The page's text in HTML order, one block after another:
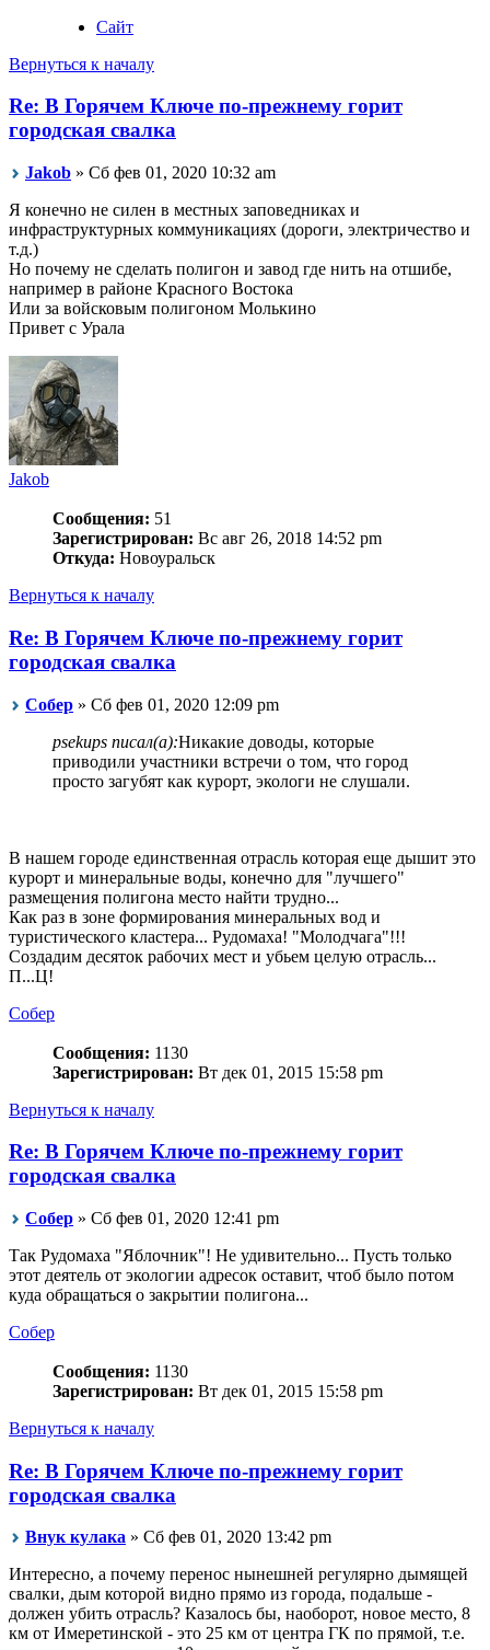
Сайт
Вернуться к началу
Re: В Горячем Ключе по-прежнему горит
городская свалка
Jakob » Сб фев 01, 2020 10:32 am
Я конечно не силен в местных заповедниках и
инфраструктурных коммуникациях (дороги, электричество и
т.д.)
Но почему не сделать полигон и завод где нить на отшибе,
например в районе Красного Востока
Или за войсковым полигоном Молькино
Привет с Урала
Jakob
Сообщения: 51
Зарегистрирован: Вс авг 26, 2018 14:52 pm
Откуда: Новоуральск
Вернуться к началу
Re: В Горячем Ключе по-прежнему горит
городская свалка
Собер » Сб фев 01, 2020 12:09 pm
psekups писал(а):Никакие доводы, которые
приводили участники встречи о том, что город
просто загубят как курорт, экологи не слушали.
В нашем городе единственная отрасль которая еще дышит это
курорт и минеральные воды, конечно для "лучшего"
размещения полигона место найти трудно...
Как раз в зоне формирования минеральных вод и
туристического кластера... Рудомаха! "Молодчага"!!!
Создадим десяток рабочих мест и убьем целую отрасль...
П...Ц!
Собер
Сообщения: 1130
Зарегистрирован: Вт дек 01, 2015 15:58 pm
Вернуться к началу
Re: В Горячем Ключе по-прежнему горит
городская свалка
Собер » Сб фев 01, 2020 12:41 pm
Так Рудомаха "Яблочник"! Не удивительно... Пусть только
этот деятель от экологии адресок оставит, чтоб было потом
куда обращаться о закрытии полигона...
Собер
Сообщения: 1130
Зарегистрирован: Вт дек 01, 2015 15:58 pm
Вернуться к началу
Re: В Горячем Ключе по-прежнему горит
городская свалка
Внук кулака » Сб фев 01, 2020 13:42 pm
Интересно, а почему перенос нынешней регулярно дымящей
свалки, дым которой видно прямо из города, подальше -
должен убить отрасль? Казалось бы, наоборот, новое место, 8
км от Имеретинской - это 25 км от центра ГК по прямой, т.е.